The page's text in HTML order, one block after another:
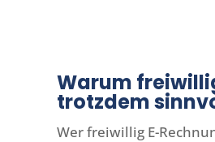
Warum
trotzdem
Wer freiwillig E-